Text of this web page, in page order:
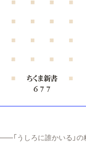
「うしろに誰かいる」の